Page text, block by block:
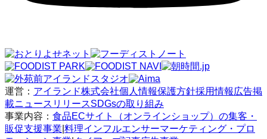
運営： アイランド株式会社個人情報保護方針採用情報 広告掲
載ニュースリリースSDGsの取り組み
事業内容： 食品ECサイト（オンラインショップ）の集客・
販促支援事業 料理インフルエンサーマーケティング・プロ